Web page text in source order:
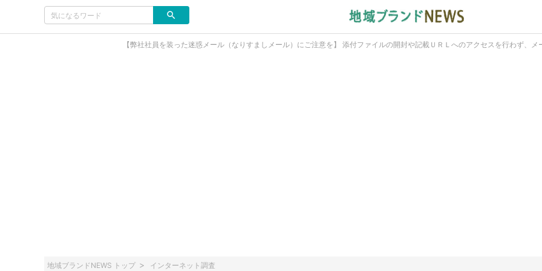
【弊社社員を装った迷惑メール（なりすましメール）にご注意を】 添付ファイルの開封や記載ＵＲＬへのアクセスを行わず、メ
地域ブランドNEWS トップ インターネット調査